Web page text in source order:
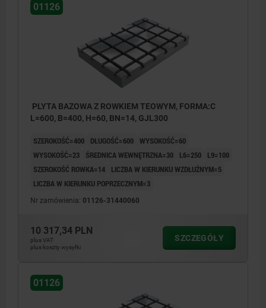
1) Pozycjonowanie otworu wierconego
01126
PLYTA BAZOWA Z ROWKIEM TEOWYM, FORMA:C
L=600, B=400, H=60, BN=14, GJL300
SZEROKOŚĆ=400 DŁUGOŚĆ=600 WYSOKOŚĆ=60
WYSOKOŚĆ=23
ŚREDNICA WEWNĘTRZNA=30 L6=250
L9=100
SZEROKOŚĆ ROWKA=14
LICZBA W KIERUNKU WZDŁUŻNYM=5
LICZBA W KIERUNKU POPRZECZNYM=3
Nr zamówienia: 01126-31440060
10 317,34 PLN
plus VAT
plus koszty wysyłki
SZCZEGÓŁY
01126